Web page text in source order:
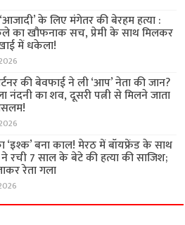
के लिए मंगेतर की बेरहम हत्या :
का खौफनाक सच, प्रेमी के साथ मिलकर
में धकेला!
की बेवफाई ने ली ‘आप’ नेता की जान?
नंदनी का शव, दूसरी पत्नी से मिलने जाता
‘इश्क’ बना काल! मेरठ में बॉयफ्रेंड के साथ
रची 7 साल के बेटे की हत्या की साजिश;
रेता गला